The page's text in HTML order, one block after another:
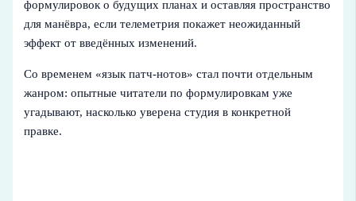
формулировок о будущих планах и оставляя пространство
для манёвра, если телеметрия покажет неожиданный
эффект от введённых изменений.
Со временем «язык патч-нотов» стал почти отдельным
жанром: опытные читатели по формулировкам уже
угадывают, насколько уверена студия в конкретной
правке.